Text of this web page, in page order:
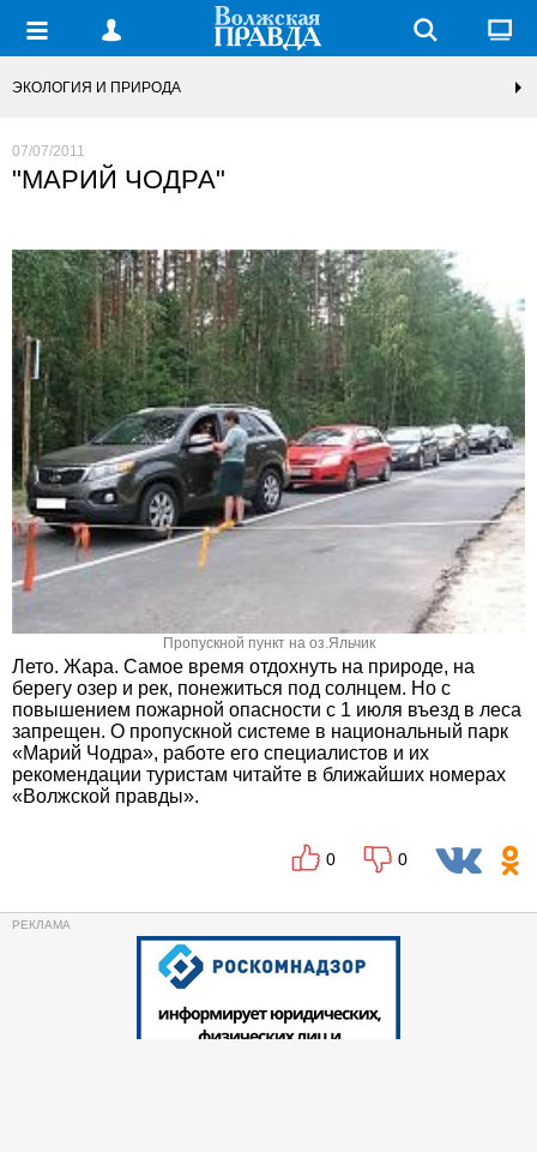
ЭКОЛОГИЯ И ПРИРОДА
07/07/2011
"МАРИЙ ЧОДРА"
Пропускной пункт на оз.Яльчик
Лето. Жара. Самое время отдохнуть на природе, на
берегу озер и рек, понежиться под солнцем. Но с
повышением пожарной опасности с 1 июля въезд в леса
запрещен. О пропускной системе в национальный парк
«Марий Чодра», работе его специалистов и их
рекомендации туристам читайте в ближайших номерах
«Волжской правды».
0 0